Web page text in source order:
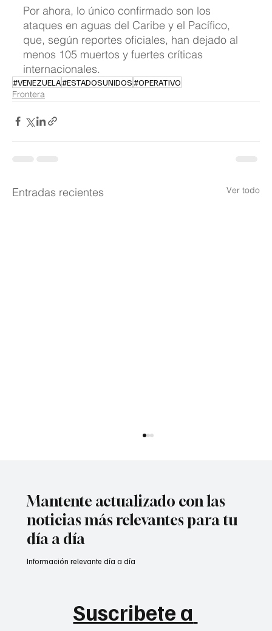
Por ahora, lo único confirmado son los
ataques en aguas del Caribe y el Pacífico,
que, según reportes oficiales, han dejado al
menos 105 muertos y fuertes críticas
internacionales.
#VENEZUELA#ESTADOSUNIDOS#OPERATIVO
Frontera
Entradas recientes Ver todo
Mantente actualizado con las
noticias más relevantes para tu
día a día
Suscribete a
Información relevante día a día